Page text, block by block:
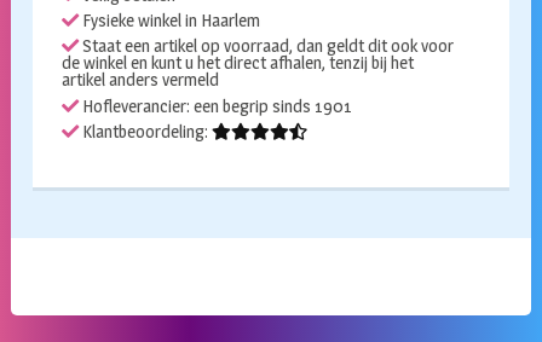
Fysieke winkel in Haarlem
Staat een artikel op voorraad, dan geldt dit ook voor
de winkel en kunt u het direct afhalen, tenzij bij het
artikel anders vermeld
Hofleverancier: een begrip sinds 1901
Klantbeoordeling: